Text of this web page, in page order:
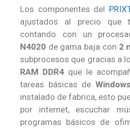
Los componentes del
ajustados al precio que
contando con un
N4020 de gama baja con 2
subprocesos que gracias a
RAM DDR4que le
tareas básicas de
instalado de fabrica, esto
por internet, escuchar
programas básicos de